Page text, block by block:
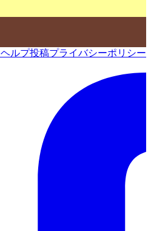
ヘルプ投稿プライバシーポリシー